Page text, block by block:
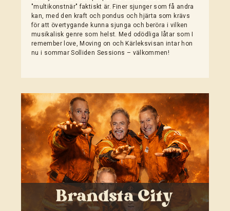
"multikonstnär" faktiskt är. Finer sjunger som få andra
kan, med den kraft och pondus och hjärta som krävs
för att övertygande kunna sjunga och beröra i vilken
musikalisk genre som helst. Med odödliga låtar som I
remember love, Moving on och Kärleksvisan intar hon
nu i sommar Solliden Sessions – välkommen!
Brandsta City